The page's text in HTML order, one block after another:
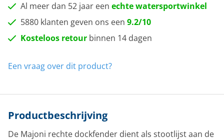
Al meer dan 52 jaar een echte watersportwinkel
5880 klanten geven ons een 9.2/10
Kosteloos retour binnen 14 dagen
Een vraag over dit product?
Productbeschrijving
De Majoni rechte dockfender dient als stootlijst aan de